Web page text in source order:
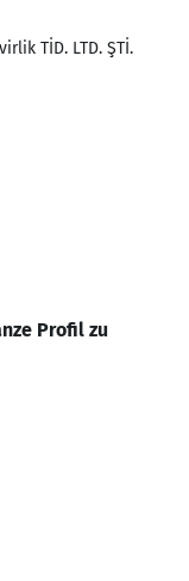
TİD. LTD. ŞTİ.
Profil zu